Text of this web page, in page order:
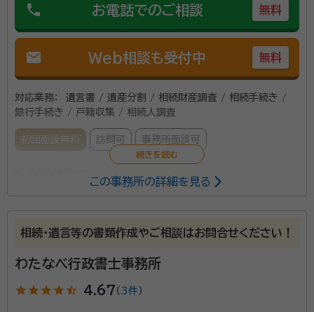
phone お電話でのご相談 無料
mail Web相談も受付中 無料
対応業務：
遺言書 / 遺産分割 / 相続財産調査 / 相続手続き /
銀行手続き / 戸籍収集 / 相続人調査
初回面談無料 訪問可 事務所面談可
事務所口コミ（抜粋）：
account_circle 満足度 5.0 ご利用時期：2022/6
この事務所の詳細を見る
相続・遺言等の書類作成やご相談はお問合せください！
わたなべ行政書士事務所
star star star star star_half 4.67 （ 3件 ）